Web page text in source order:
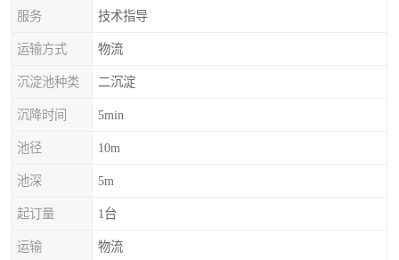
服务 技术指导
运输方式 物流
沉淀池种类 二沉淀
沉降时间 5min
池径 10m
池深 5m
起订量 1台
运输 物流